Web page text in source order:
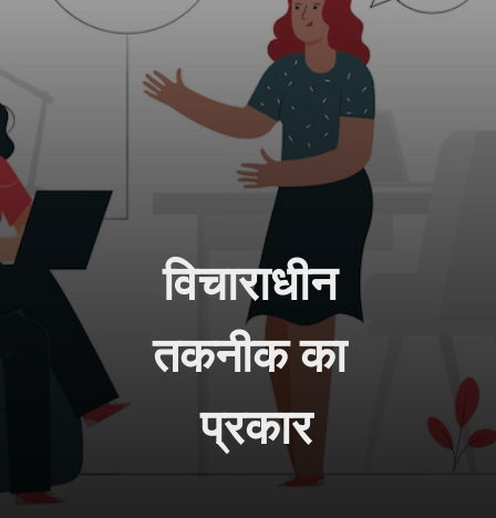
विचाराधीन
तकनीक का
प्रकार